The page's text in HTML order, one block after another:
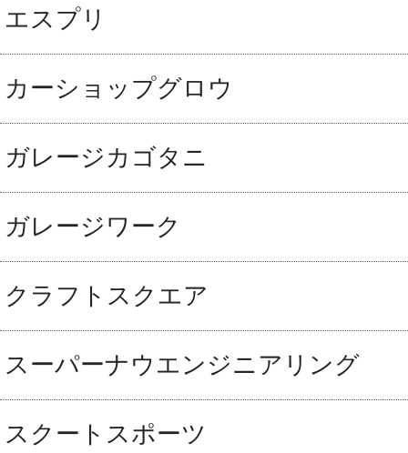
エスプリ
カーショップグロウ
ガレージカゴタニ
ガレージワーク
クラフトスクエア
スーパーナウエンジニアリング
スクートスポーツ